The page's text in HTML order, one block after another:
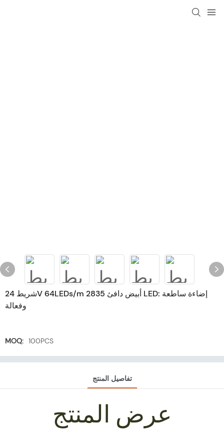
شريط 24V 64LEDs/m أبيض دافئ 2835 LED: إضاءة ساطعة
وفعالة
MOQ: 100PCS
تفاصيل المنتج
عرض المنتج